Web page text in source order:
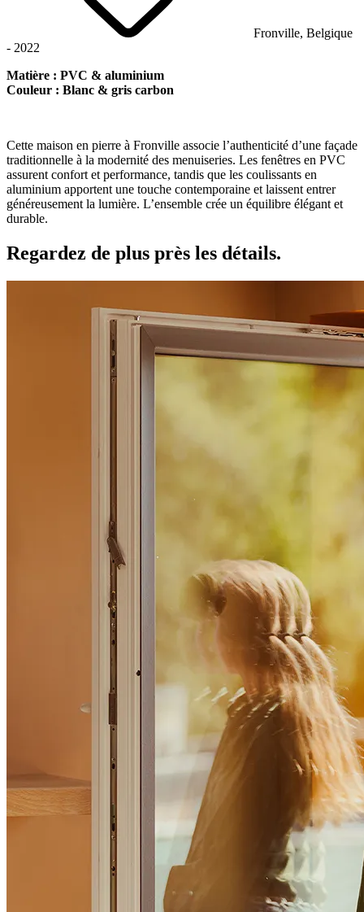
Fronville, Belgique
- 2022
Matière : PVC & aluminium
Couleur : Blanc & gris carbon
Cette maison en pierre à Fronville associe l’authenticité d’une façade
traditionnelle à la modernité des menuiseries. Les fenêtres en PVC
assurent confort et performance, tandis que les coulissants en
aluminium apportent une touche contemporaine et laissent entrer
généreusement la lumière. L’ensemble crée un équilibre élégant et
durable.
Regardez de plus près les détails.